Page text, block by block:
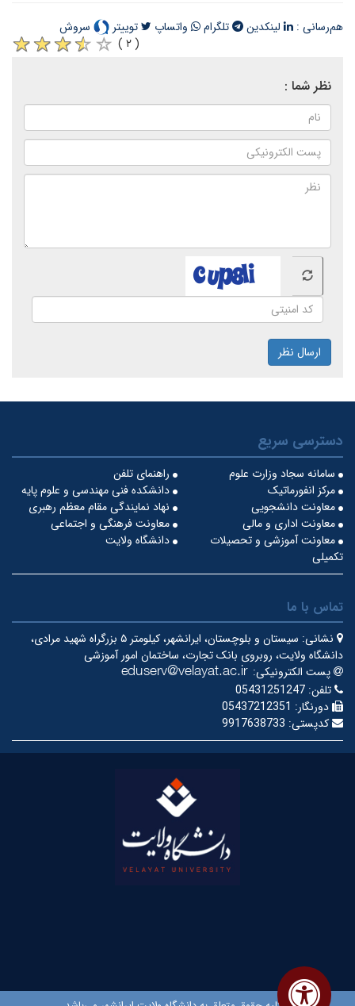
هم‌رسانی : لینکدین تلگرام واتساپ توییتر
سروش
( ۲ )
نظر شما :
ارسال نظر
دسترسی سریع
راهنمای تلفن
سامانه سجاد وزارت علوم
دانشکده فنی مهندسی و علوم پایه
مرکز انفورماتیک
نهاد نمایندگی مقام معظم رهبری
معاونت دانشجویی
معاونت فرهنگی و اجتماعی
معاونت اداری و مالی
دانشگاه ولایت
معاونت آموزشی و تحصیلات
تکمیلی
تماس با ما
نشانی:
سیستان و بلوچستان، ایرانشهر، کیلومتر ۵ بزرگراه شهید مرادی،
دانشگاه ولایت، روبروی بانک تجارت، ساختمان امور آموزشی
پست الکترونیکی:
تلفن: 05431251247
دورنگار: 05437212351
کدپستی: 9917638733